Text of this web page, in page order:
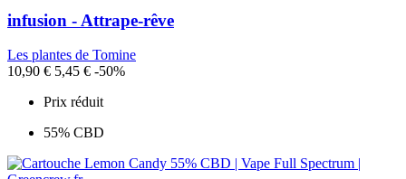
infusion - Attrape-rêve
Les plantes de Tomine
10,90 € 5,45 € -50%
Prix réduit
55% CBD